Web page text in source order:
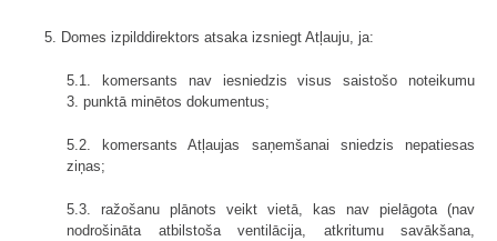
5. Domes izpilddirektors atsaka izsniegt Atļauju, ja:
5.1. komersants nav iesniedzis visus saistošo noteikumu
3. punktā minētos dokumentus;
5.2. komersants Atļaujas saņemšanai sniedzis nepatiesas
ziņas;
5.3. ražošanu plānots veikt vietā, kas nav pielāgota (nav
nodrošināta atbilstoša ventilācija, atkritumu savākšana,